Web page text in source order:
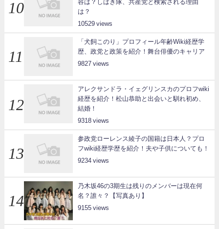
容は？しばき隊、共産党と検索される理由
は？
10529
「犬飼このり」プロフィール年齢Wiki経歴学
歴、政党と政策を紹介！舞台俳優のキャリア
9827
アレクサンドラ・イェグリンスカのプロフwiki
経歴を紹介！松山恭助と出会いと馴れ初め、
結婚！
9318
参政党ローレンス綾子の国籍は日本人？プロ
フwiki経歴学歴を紹介！夫や子供についても！
9234
乃木坂46の3期生は残りのメンバーは現在何
名？誰々？【写真あり】
9155